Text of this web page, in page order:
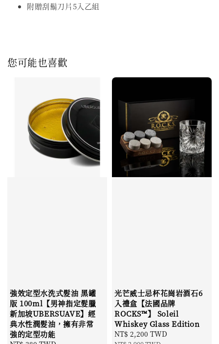
附贈刮鬍刀片5入乙組
您可能也喜歡
強效定型水洗式髮油 黑罐
版 100ml【男神指定髮臘
新加坡UBERSUAVE】經
典水性潤髮油，擁有非常
強的定型功能
光芒威士忌杯花崗岩酒石6
入禮盒【法國品牌
ROCKS™】 Soleil
Whiskey Glass Edition
Sale
NT$ 2,200 TWD